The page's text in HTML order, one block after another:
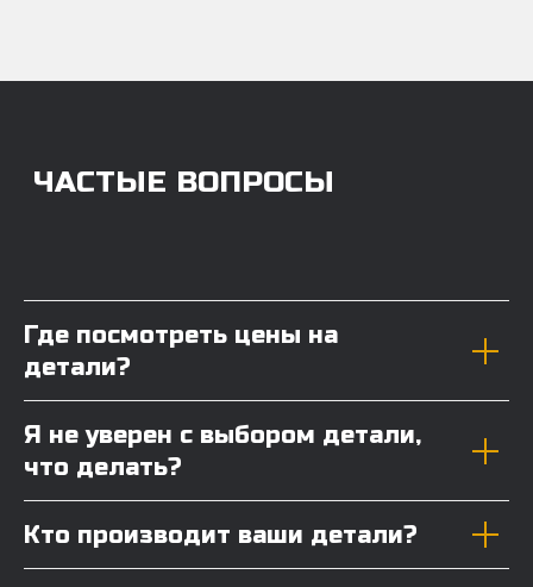
Где посмотреть цены на
детали?
Я не уверен с выбором детали,
что делать?
Кто производит ваши детали?